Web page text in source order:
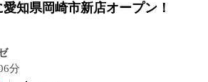
知県岡崎市新店オープン！
分